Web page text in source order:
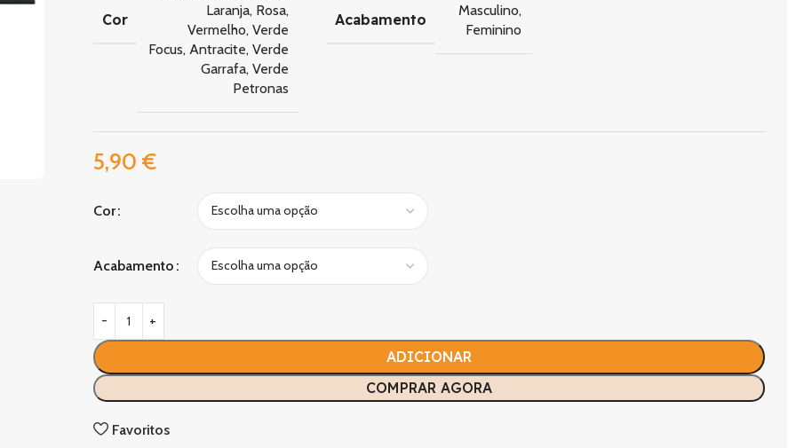
Cor
Laranja, Rosa,
Vermelho, Verde
Focus, Antracite, Verde
Garrafa, Verde
Petronas
Acabamento
Masculino,
Feminino
5,90 €
Cor
Acabamento
ADICIONAR
COMPRAR AGORA
Favoritos